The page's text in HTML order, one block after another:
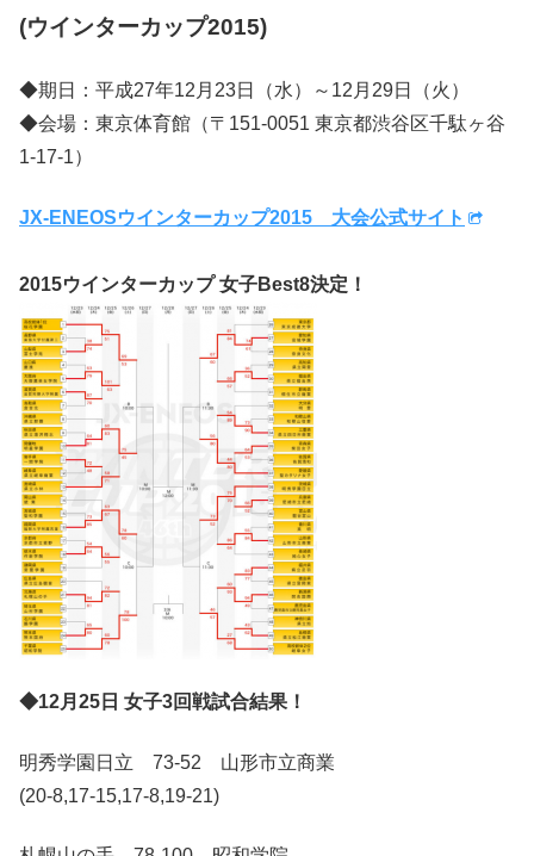
(ウインターカップ2015)
◆期日：平成27年12月23日（水）～12月29日（火）
◆会場：東京体育館（〒151-0051 東京都渋谷区千駄ヶ谷
1-17-1）
JX-ENEOSウインターカップ2015 大会公式サイト
2015ウインターカップ 女子Best8決定！
◆12月25日 女子3回戦試合結果！
明秀学園日立 73-52 山形市立商業
(20-8,17-15,17-8,19-21)